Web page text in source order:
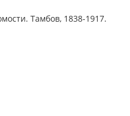
Тамбов, 1838-1917.